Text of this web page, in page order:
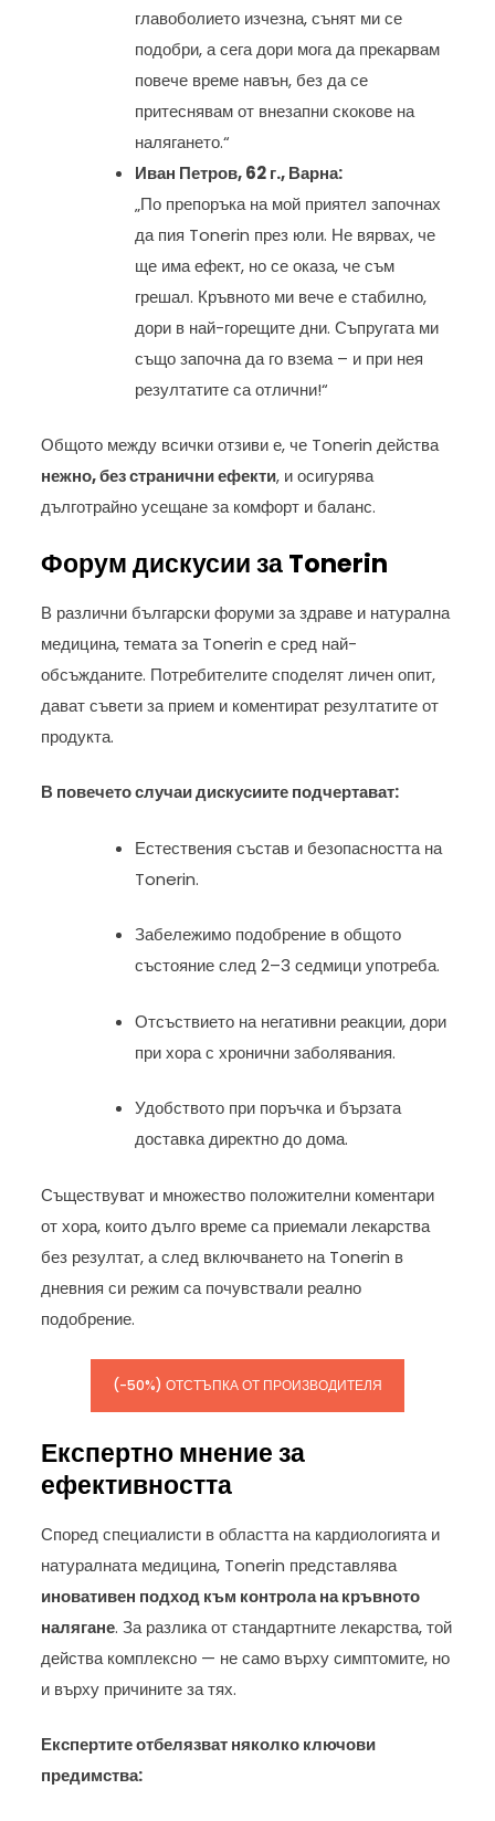
главоболието изчезна, сънят ми се
подобри, а сега дори мога да прекарвам
повече време навън, без да се
притеснявам от внезапни скокове на
налягането.“
Иван Петров, 62 г., Варна:
„По препоръка на мой приятел започнах
да пия Tonerin през юли. Не вярвах, че
ще има ефект, но се оказа, че съм
грешал. Кръвното ми вече е стабилно,
дори в най-горещите дни. Съпругата ми
също започна да го взема – и при нея
резултатите са отлични!“
Общото между всички отзиви е, че Tonerin действа
нежно, без странични ефекти, и осигурява
дълготрайно усещане за комфорт и баланс.
Форум дискусии за Tonerin
В различни български форуми за здраве и натурална
медицина, темата за Tonerin е сред най-
обсъжданите. Потребителите споделят личен опит,
дават съвети за прием и коментират резултатите от
продукта.
В повечето случаи дискусиите подчертават:
Естествения състав и безопасността на
Tonerin.
Забележимо подобрение в общото
състояние след 2–3 седмици употреба.
Отсъствието на негативни реакции, дори
при хора с хронични заболявания.
Удобството при поръчка и бързата
доставка директно до дома.
Съществуват и множество положителни коментари
от хора, които дълго време са приемали лекарства
без резултат, а след включването на Tonerin в
дневния си режим са почувствали реално
подобрение.
(-50%) ОТСТЪПКА ОТ ПРОИЗВОДИТЕЛЯ
Експертно мнение за
ефективността
Според специалисти в областта на кардиологията и
натуралната медицина, Tonerin представлява
иновативен подход към контрола на кръвното
налягане. За разлика от стандартните лекарства, той
действа комплексно — не само върху симптомите, но
и върху причините за тях.
Експертите отбелязват няколко ключови
предимства: